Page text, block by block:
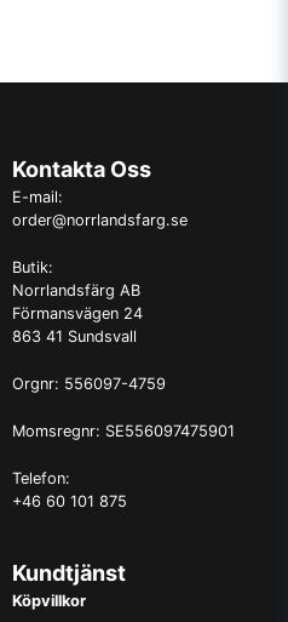
Kontakta Oss
E-mail:
order@norrlandsfarg.se
Butik:
Norrlandsfärg AB
Förmansvägen 24
863 41 Sundsvall
Orgnr: 556097-4759
Momsregnr: SE556097475901
Telefon:
+46 60 101 875
Kundtjänst
Köpvillkor